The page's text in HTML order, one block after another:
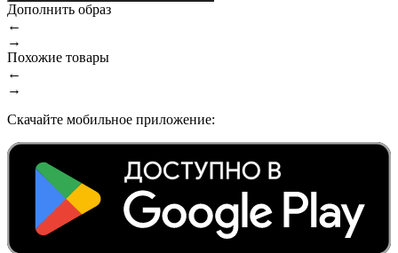
Дополнить образ
←
→
Похожие товары
←
→
Скачайте мобильное приложение: